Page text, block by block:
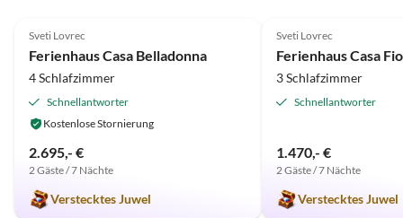
Sveti Lovrec
Ferienhaus Casa Belladonna
4 Schlafzimmer
Schnellantworter
Kostenlose Stornierung
2.695,- €
2 Gäste / 7 Nächte
Verstecktes Juwel
Sveti Lovrec
Ferienhaus Casa
3 Schlafzimmer
Schnellantworter
1.470,- €
2 Gäste / 7 Nächte
Verstecktes Juwel